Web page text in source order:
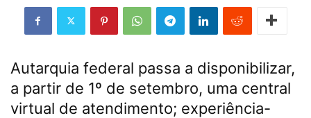
Autarquia federal passa a disponibilizar,
a partir de 1º de setembro, uma central
virtual de atendimento; experiência-